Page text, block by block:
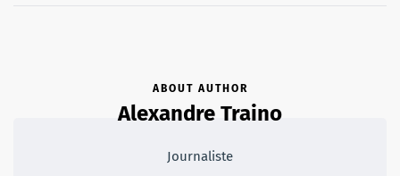
ABOUT AUTHOR
Alexandre Traino
Journaliste